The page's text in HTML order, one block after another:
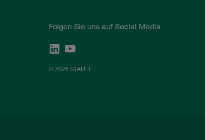
Folgen Sie uns auf Social Media
© 2026 STAUFF